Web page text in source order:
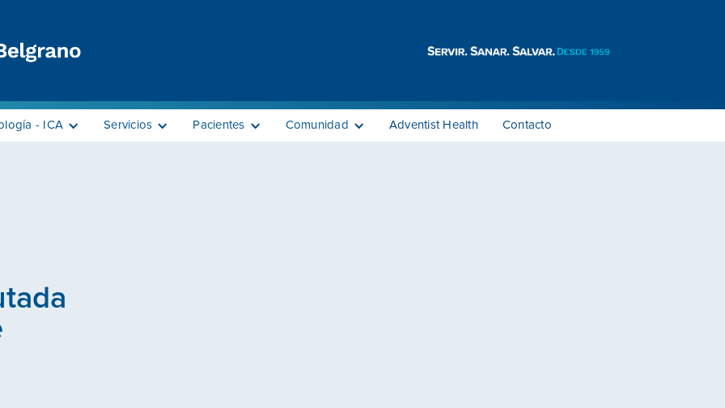
- ICA Servicios Pacientes Comunidad Adventist Health Contacto